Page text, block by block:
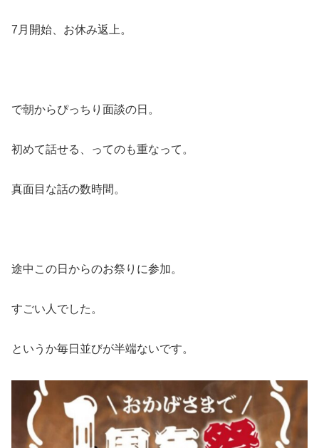
7月開始、お休み返上。
で朝からぴっちり面談の日。
初めて話せる、ってのも重なって。
真面目な話の数時間。
途中この日からのお祭りに参加。
すごい人でした。
というか毎日並びが半端ないです。